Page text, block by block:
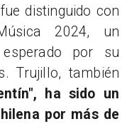
distinguido con
2024, un
esperado por su
Trujillo, también
ha sido un
por más de